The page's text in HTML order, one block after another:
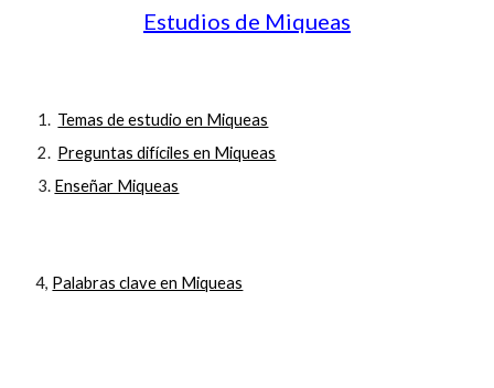
Estudios de Miqueas
Temas de estudio en Miqueas
Preguntas difíciles en Miqueas
Enseñar Miqueas
4, Palabras clave en Miqueas